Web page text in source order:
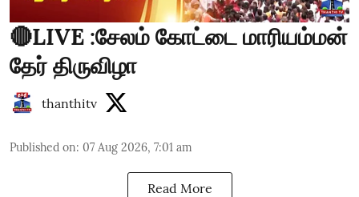
🔴LIVE :சேலம் கோட்டை மாரியம்மன்
தேர் திருவிழா
thanthitv
Published on: 07 Aug 2026, 7:01 am
Read More